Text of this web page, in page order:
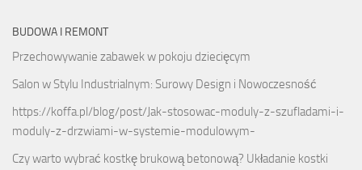
BUDOWA I REMONT
Przechowywanie zabawek w pokoju dziecięcym
Salon w Stylu Industrialnym: Surowy Design i Nowoczesność
https://koffa.pl/blog/post/Jak-stosowac-moduly-z-szufladami-i-
moduly-z-drzwiami-w-systemie-modulowym-
Czy warto wybrać kostkę brukową betonową? Układanie kostki